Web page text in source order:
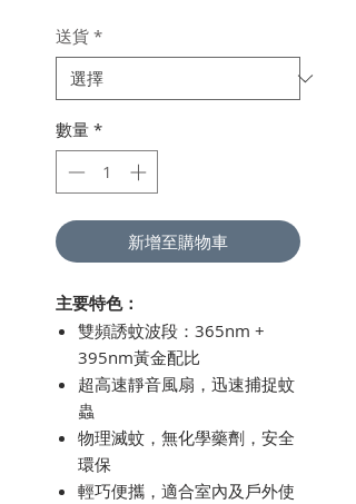
格
格
送貨 *
數量 *
新增至購物車
主要特色：
雙頻誘蚊波段：365nm +
395nm黃金配比
超高速靜音風扇，迅速捕捉蚊
蟲
物理滅蚊，無化學藥劑，安全
環保
輕巧便攜，適合室內及戶外使